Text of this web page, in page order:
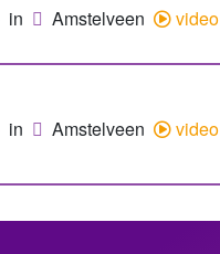
in Amstelveen video
in Amstelveen video